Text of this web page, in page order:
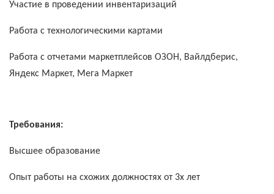
Участие в проведении инвентаризаций
Работа с технологическими картами
Работа с отчетами маркетплейсов ОЗОН, Вайлдберис,
Яндекс Маркет, Мега Маркет
Требования:
Высшее образование
Опыт работы на схожих должностях от 3х лет